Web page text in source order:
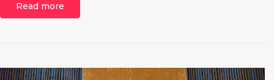
Read more